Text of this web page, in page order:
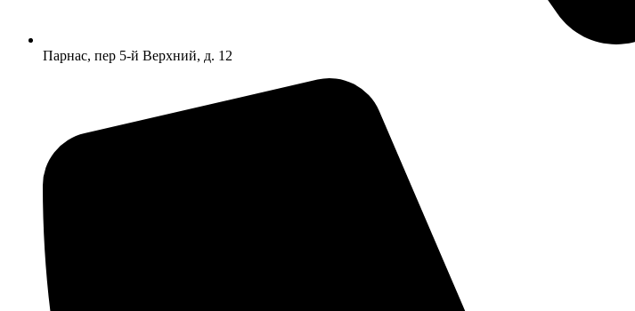
Парнас, пер 5-й Верхний, д. 12